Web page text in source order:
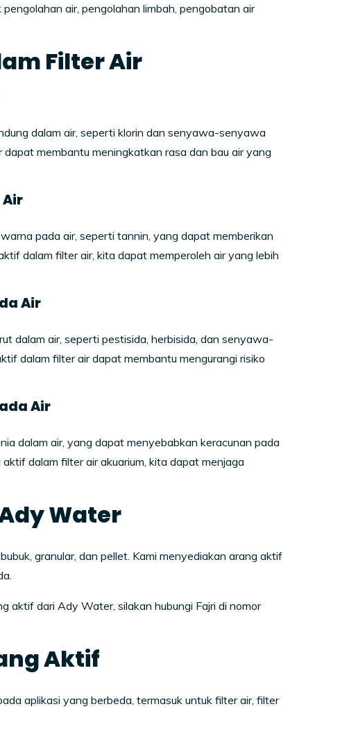
air, pengolahan limbah, pengobatan air
Filter Air
dalam air, seperti klorin dan senyawa-senyawa
membantu meningkatkan rasa dan bau air yang
pada air, seperti tannin, yang dapat memberikan
dalam filter air, kita dapat memperoleh air yang lebih
Air
dalam air, seperti pestisida, herbisida, dan senyawa-
dalam filter air dapat membantu mengurangi risiko
Air
dalam air, yang dapat menyebabkan keracunan pada
dalam filter air akuarium, kita dapat menjaga
Water
granular, dan pellet. Kami menyediakan arang aktif
aktif dari Ady Water, silakan hubungi Fajri di nomor
Aktif
aplikasi yang berbeda, termasuk untuk filter air, filter